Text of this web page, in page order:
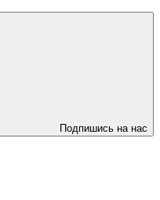
Подпишись на нас